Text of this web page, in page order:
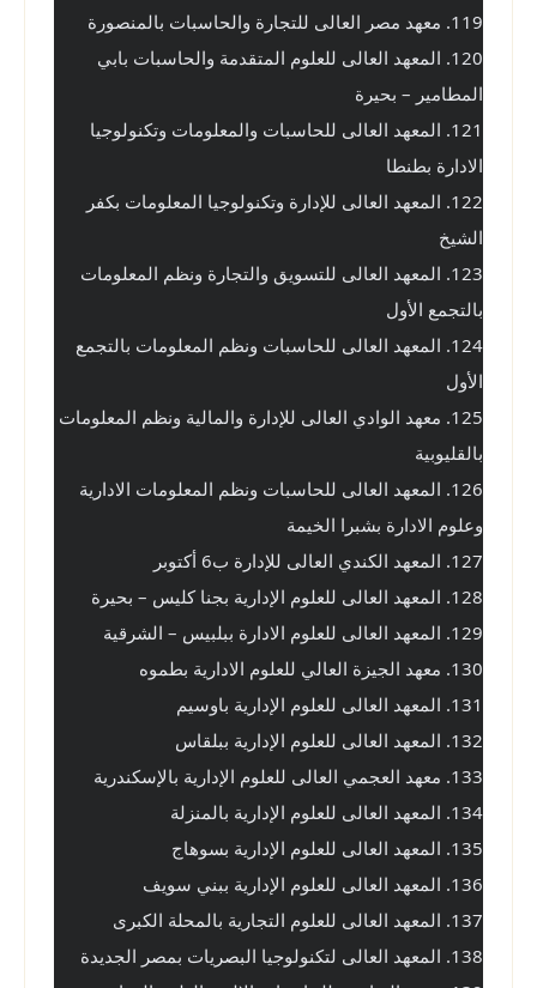
119. معهد مصر العالى للتجارة والحاسبات بالمنصورة
المطامير – بحيرة
الادارة بطنطا
الشيخ
بالتجمع الأول
الأول
بالقليوبية
وعلوم الادارة بشبرا الخيمة
127. المعهد الكندي العالى للإدارة ب6 أكتوبر
128. المعهد العالى للعلوم الإدارية بجنا كليس – بحيرة
129. المعهد العالى للعلوم الادارة ببلبيس – الشرقية
130. معهد الجيزة العالي للعلوم الادارية بطموه
131. المعهد العالى للعلوم الإدارية باوسيم
132. المعهد العالى للعلوم الإدارية ببلقاس
133. معهد العجمي العالى للعلوم الإدارية بالإسكندرية
134. المعهد العالى للعلوم الإدارية بالمنزلة
135. المعهد العالى للعلوم الإدارية بسوهاج
136. المعهد العالى للعلوم الإدارية ببني سويف
137. المعهد العالى للعلوم التجارية بالمحلة الكبرى
138. المعهد العالى لتكنولوجيا البصريات بمصر الجديدة